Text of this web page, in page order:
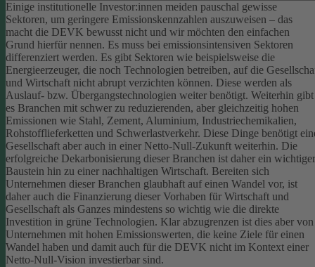
Einige institutionelle Investor:innen meiden pauschal gewisse
Sektoren, um geringere Emissionskennzahlen auszuweisen – das
macht die DEVK bewusst nicht und wir möchten den einfachen
Grund hierfür nennen. Es muss bei emissionsintensiven Sektoren
differenziert werden. Es gibt Sektoren wie beispielsweise die
Energieerzeuger, die noch Technologien betreiben, auf die
und Wirtschaft nicht abrupt verzichten können. Diese werden als
Auslauf- bzw. Übergangstechnologien weiter benötigt. Weiterhin gibt
es Branchen mit schwer zu reduzierenden, aber gleichzeitig hohen
Emissionen wie Stahl, Zement, Aluminium, Industriechemikalien,
Rohstofflieferketten und Schwerlastverkehr. Diese Dinge benötigt
Gesellschaft aber auch in einer Netto-Null-Zukunft weiterhin. Die
erfolgreiche Dekarbonisierung dieser Branchen ist daher ein wichtiger
Baustein hin zu einer nachhaltigen Wirtschaft. Bereiten sich
Unternehmen dieser Branchen glaubhaft auf einen Wandel vor, ist
daher auch die Finanzierung dieser Vorhaben für Wirtschaft und
Gesellschaft als Ganzes mindestens so wichtig wie die direkte
Investition in grüne Technologien. Klar abzugrenzen ist dies aber von
Unternehmen mit hohen Emissionswerten, die keine Ziele für einen
Wandel haben und damit auch für die DEVK nicht im Kontext einer
Netto-Null-Vision investierbar sind.